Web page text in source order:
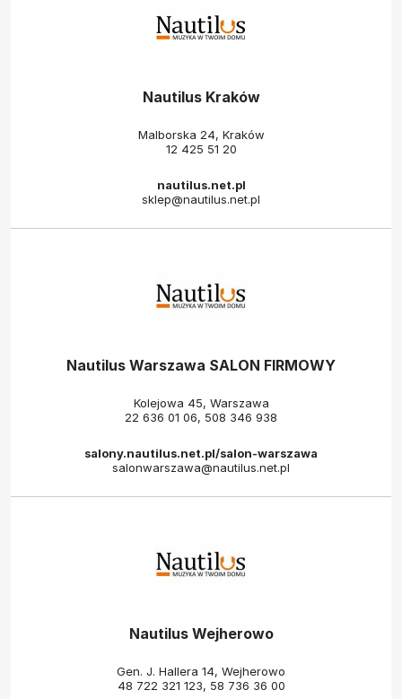
Nautilus Kraków
Malborska 24, Kraków
12 425 51 20
nautilus.net.pl
sklep@nautilus.net.pl
Nautilus Warszawa SALON FIRMOWY
Kolejowa 45, Warszawa
22 636 01 06, 508 346 938
salony.nautilus.net.pl/salon-warszawa
salonwarszawa@nautilus.net.pl
Nautilus Wejherowo
Gen. J. Hallera 14, Wejherowo
48 722 321 123, 58 736 36 00